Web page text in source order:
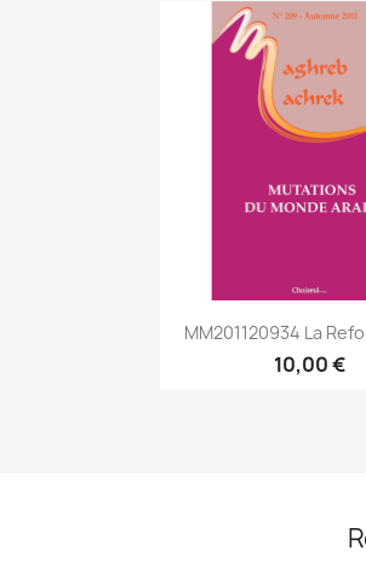
Aperçu
MM201120934 La
10,00 €